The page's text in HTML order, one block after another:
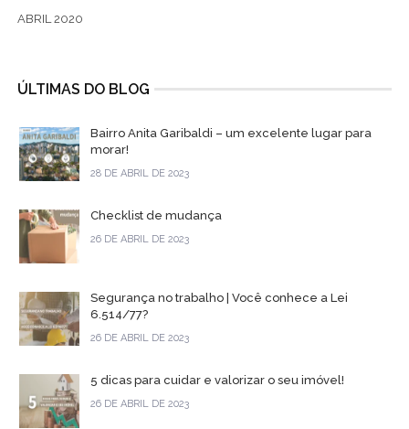
ABRIL 2020
ÚLTIMAS DO BLOG
Bairro Anita Garibaldi – um excelente lugar para
morar!
28 DE ABRIL DE 2023
Checklist de mudança
26 DE ABRIL DE 2023
Segurança no trabalho | Você conhece a Lei
6.514/77?
26 DE ABRIL DE 2023
5 dicas para cuidar e valorizar o seu imóvel!
26 DE ABRIL DE 2023